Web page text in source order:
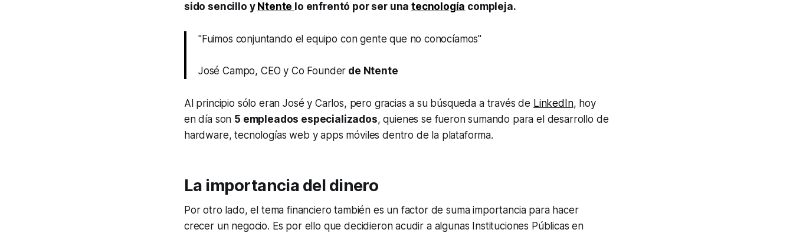
sido sencillo y Ntente lo enfrentó por ser unatecnología compleja.
"Fuimos conjuntando el equipo con gente que no conocíamos"
José Campo, CEO y Co Founder de Ntente
Al principio sólo eran José y Carlos, pero gracias a su búsqueda a través de LinkedIn, hoy
en día son 5 empleados especializados, quienes se fueron sumando para el desarrollo de
hardware, tecnologías web y apps móviles dentro de la plataforma.
La importancia del dinero
Por otro lado, el tema financiero también es un factor de suma importancia para hacer
crecer un negocio. Es por ello que decidieron acudir a algunas Instituciones Públicas en